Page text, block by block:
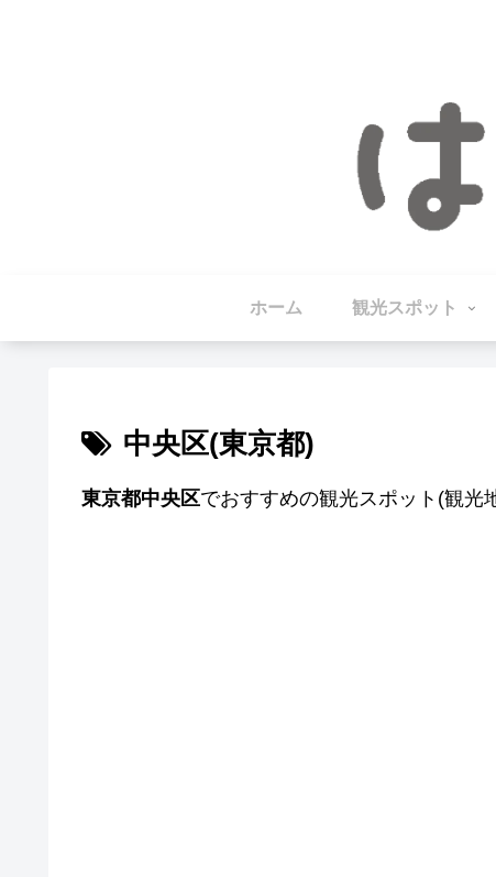
ホーム 観光スポット
中央区(東京都)
東京都中央区でおすすめの観光スポット(観光